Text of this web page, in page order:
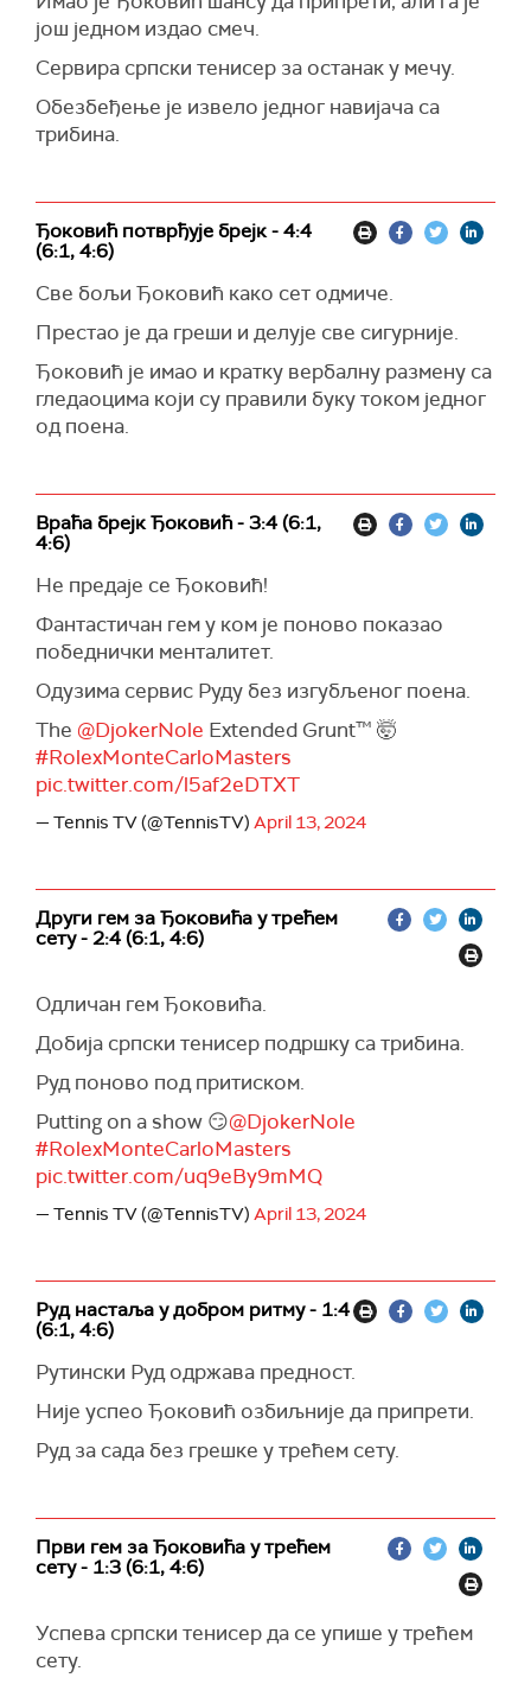
још једном издао смеч.
Сервира српски тенисер за останак у мечу.
Обезбеђење је извело једног навијача са
трибина.
Ђоковић потврђује брејк - 4:4
(6:1, 4:6)
Све бољи Ђоковић како сет одмиче.
Престао је да греши и делује све сигурније.
Ђоковић је имао и кратку вербалну размену са
гледаоцима који су правили буку током једног
од поена.
Враћа брејк Ђоковић - 3:4 (6:1,
4:6)
Не предаје се Ђоковић!
Фантастичан гем у ком је поново показао
победнички менталитет.
Одузима сервис Руду без изгубљеног поена.
The @DjokerNole Extended Grunt™ 🤯
#RolexMonteCarloMasters
pic.twitter.com/l5af2eDTXT
— Tennis TV (@TennisTV) April 13, 2024
Други гем за Ђоковића у трећем
сету - 2:4 (6:1, 4:6)
Одличан гем Ђоковића.
Добија српски тенисер подршку са трибина.
Руд поново под притиском.
Putting on a show 😏@DjokerNole
#RolexMonteCarloMasters
pic.twitter.com/uq9eBy9mMQ
— Tennis TV (@TennisTV) April 13, 2024
Руд настаља у добром ритму - 1:4
(6:1, 4:6)
Рутински Руд одржава предност.
Није успео Ђоковић озбиљније да припрети.
Руд за сада без грешке у трећем сету.
Први гем за Ђоковића у трећем
сету - 1:3 (6:1, 4:6)
Успева српски тенисер да се упише у трећем
сету.